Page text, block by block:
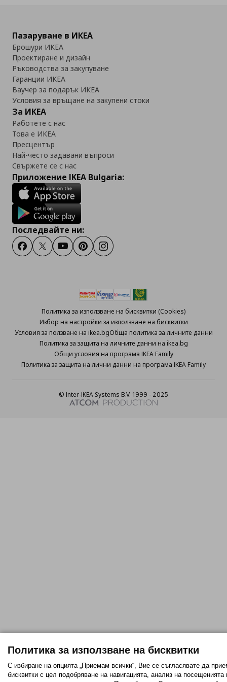
Пазаруване в ИКЕА
Брошури ИКЕА
Проектиране и дизайн
Ръководства за закупуване
Гаранции ИКЕА
Ваучер за подарък ИКЕА
Условия за връщане на закупени стоки
За ИКЕА
Работете с нас
Това е ИКЕА
Пресцентър
Най-често задавани въпроси
Свържете се с нас
Приложение IKEA Bulgaria:
Последвайте ни:
FacebookTwitterYoutubePinterestInstagram
Политика за използване на бисквитки (Cookies)
Избор на настройки за използване на бисквитки
Условия за ползване на ikea.bgОбща политика за личните данни
Политика за защита на личните данни на ikea.bg
Общи условия на програма IKEA Family
Политика за защита на лични данни на програма IKEA Family
© Inter-IKEA Systems B.V. 1999 - 2025
Политика за използване на бисквитки
С избиране на опцията „Приемам всички“, Вие се съгласявате да
бисквитки с цел подобряване на навигацията, анализ на посещенията